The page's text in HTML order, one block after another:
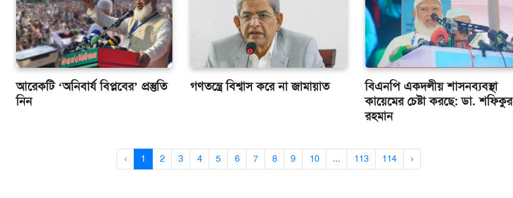
আরেকটি ‘অনিবার্য বিপ্লবের’ প্রস্তুতি
নিন
গণতন্ত্রে বিশ্বাস করে না জামায়াত
বিএনপি একদলীয় শাসনব্যবস্থা
কায়েমের চেষ্টা করছে: ডা. শফিকুর
রহমান
‹ 1 2 3 4 5 6 7 8 9 10 ... 113 114 ›